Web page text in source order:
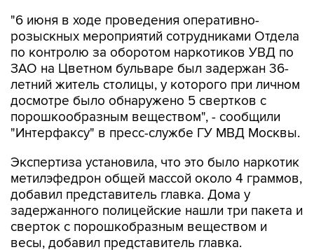
"6 июня в ходе проведения оперативно-
розыскных мероприятий сотрудниками Отдела
по контролю за оборотом наркотиков УВД по
ЗАО на Цветном бульваре был задержан 36-
летний житель столицы, у которого при личном
досмотре было обнаружено 5 свертков с
порошкообразным веществом", - сообщили
"Интерфаксу" в пресс-службе ГУ МВД Москвы.
Экспертиза установила, что это было наркотик
метилэфедрон общей массой около 4 граммов,
добавил представитель главка. Дома у
задержанного полицейские нашли три пакета и
сверток с порошкобразным веществом и
весы, добавил представитель главка.